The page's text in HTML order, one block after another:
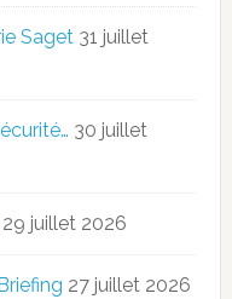
Saget 31 juillet
30 juillet
29 juillet 2026
27 juillet 2026